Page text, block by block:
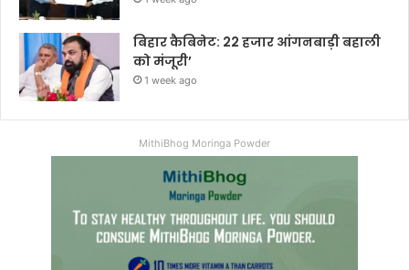
बिहार कैबिनेट: 22 हजार आंगनबाड़ी बहाली
को मंजूरी’
1 week ago
MithiBhog Moringa Powder